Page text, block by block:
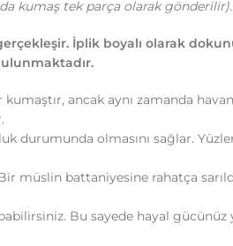
kumaş tek parça olarak gönderilir).
İplik boyalı olarak
ancak aynı zamanda
durumunda olmasını sağlar.
müslin battaniyesine rahatça
Bu sayede hayal